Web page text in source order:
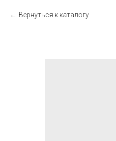
Вернуться к каталогу